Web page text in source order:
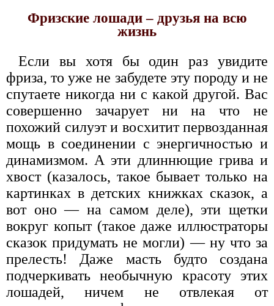
Фризские лошади – друзья на всю
жизнь
Если вы хотя бы один раз увидите
фриза, то уже не забудете эту породу и не
спутаете никогда ни с какой другой. Вас
совершенно зачарует ни на что не
похожий силуэт и восхитит первозданная
мощь в соединении с энергичностью и
динамизмом. А эти длиннющие грива и
хвост (казалось, такое бывает только на
картинках в детских книжках сказок, а
вот оно — на самом деле), эти щетки
вокруг копыт (такое даже иллюстраторы
сказок придумать не могли) — ну что за
прелесть! Даже масть будто создана
подчеркивать необычную красоту этих
лошадей, ничем не отвлекая от